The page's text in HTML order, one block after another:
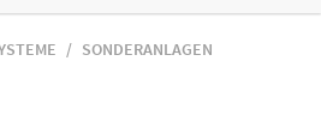
SONDERANLAGEN